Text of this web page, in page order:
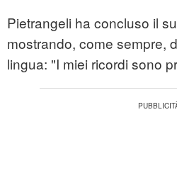
Pietrangeli ha concluso il
mostrando, come sempre,
lingua: "I miei ricordi sono